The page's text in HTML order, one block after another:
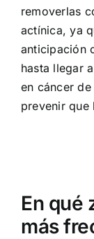
removerlas
actínica, ya
anticipación
hasta llegar
en cáncer
prevenir que
En qué
más